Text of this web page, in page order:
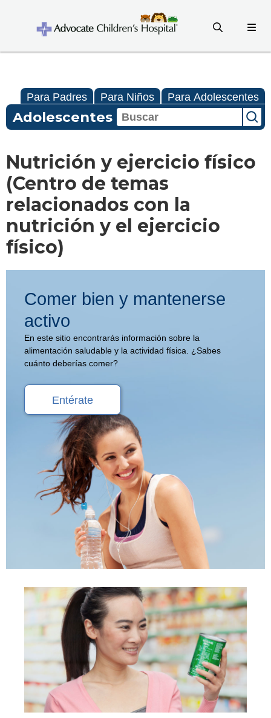
Para Padres Para Niños Para Adolescentes
Adolescentes
Nutrición y ejercicio físico
(Centro de temas
relacionados con la
nutrición y el ejercicio
físico)
Comer bien y mantenerse
activo
En este sitio encontrarás información sobre la
alimentación saludable y la actividad física. ¿Sabes
cuánto deberías comer?
Entérate